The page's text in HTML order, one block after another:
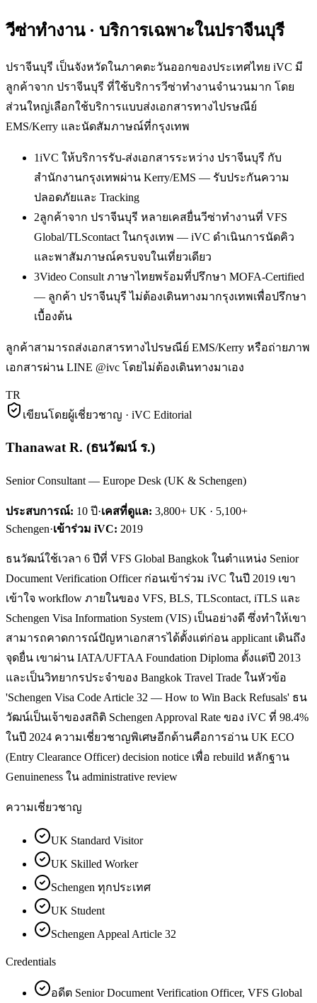
วีซ่าทำงาน· บริการเฉพาะในปราจีนบุรี
ปราจีนบุรี เป็นจังหวัดในภาคตะวันออกของประเทศไทย iVC มี
ลูกค้าจาก ปราจีนบุรี ที่ใช้บริการวีซ่าทำงานจำนวนมาก โดย
ส่วนใหญ่เลือกใช้บริการแบบส่งเอกสารทางไปรษณีย์
EMS/Kerry และนัดสัมภาษณ์ที่กรุงเทพ
1iVC ให้บริการรับ-ส่งเอกสารระหว่าง ปราจีนบุรี กับ
สำนักงานกรุงเทพผ่าน Kerry/EMS — รับประกันความ
ปลอดภัยและ Tracking
2ลูกค้าจาก ปราจีนบุรี หลายเคสยื่นวีซ่าทำงานที่ VFS
Global/TLScontact ในกรุงเทพ — iVC ดำเนินการนัดคิว
และพาสัมภาษณ์ครบจบในเที่ยวเดียว
3Video Consult ภาษาไทยพร้อมที่ปรึกษา MOFA-Certified
— ลูกค้า ปราจีนบุรี ไม่ต้องเดินทางมากรุงเทพเพื่อปรึกษา
เบื้องต้น
ลูกค้าสามารถส่งเอกสารทางไปรษณีย์ EMS/Kerry หรือถ่ายภาพ
เอกสารผ่าน LINE @ivc โดยไม่ต้องเดินทางมาเอง
TR
เขียนโดยผู้เชี่ยวชาญ · iVC Editorial
Thanawat R. (ธนวัฒน์ ร.)
Senior Consultant — Europe Desk (UK & Schengen)
ประสบการณ์: 10 ปี·เคสที่ดูแล: 3,800+ UK · 5,100+
Schengen·เข้าร่วม iVC: 2019
ธนวัฒน์ใช้เวลา 6 ปีที่ VFS Global Bangkok ในตำแหน่ง Senior
Document Verification Officer ก่อนเข้าร่วม iVC ในปี 2019 เขา
เข้าใจ workflow ภายในของ VFS, BLS, TLScontact, iTLS และ
Schengen Visa Information System (VIS) เป็นอย่างดี ซึ่งทำให้เขา
สามารถคาดการณ์ปัญหาเอกสารได้ตั้งแต่ก่อน applicant เดินถึง
จุดยื่น เขาผ่าน IATA/UFTAA Foundation Diploma ตั้งแต่ปี 2013
และเป็นวิทยากรประจำของ Bangkok Travel Trade ในหัวข้อ
'Schengen Visa Code Article 32 — How to Win Back Refusals' ธน
วัฒน์เป็นเจ้าของสถิติ Schengen Approval Rate ของ iVC ที่ 98.4%
ในปี 2024 ความเชี่ยวชาญพิเศษอีกด้านคือการอ่าน UK ECO
(Entry Clearance Officer) decision notice เพื่อ rebuild หลักฐาน
Genuineness ใน administrative review
ความเชี่ยวชาญ
UK Standard Visitor
UK Skilled Worker
Schengen ทุกประเทศ
UK Student
Schengen Appeal Article 32
Credentials
อดีต Senior Document Verification Officer, VFS Global